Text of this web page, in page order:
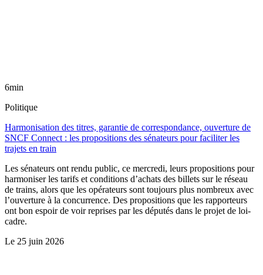
6min
Politique
Harmonisation des titres, garantie de correspondance, ouverture de
SNCF Connect : les propositions des sénateurs pour faciliter les
trajets en train
Les sénateurs ont rendu public, ce mercredi, leurs propositions pour
harmoniser les tarifs et conditions d’achats des billets sur le réseau
de trains, alors que les opérateurs sont toujours plus nombreux avec
l’ouverture à la concurrence. Des propositions que les rapporteurs
ont bon espoir de voir reprises par les députés dans le projet de loi-
cadre.
Le 25 juin 2026